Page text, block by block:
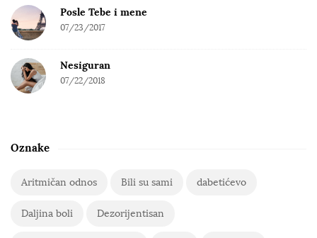
Posle Tebe i mene
07/23/2017
Nesiguran
07/22/2018
Oznake
Aritmičan odnos Bili su sami dabetićevo
Daljina boli Dezorijentisan